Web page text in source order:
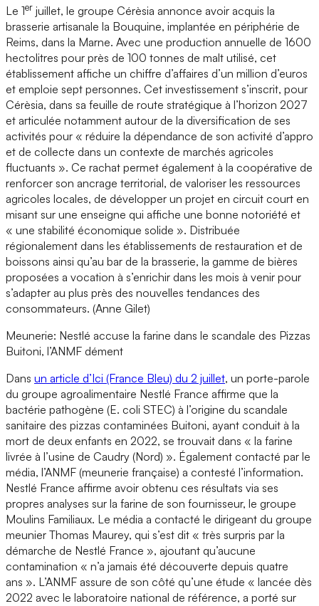
Le 1er juillet, le groupe Cérèsia annonce avoir acquis la
brasserie artisanale la Bouquine, implantée en périphérie de
Reims, dans la Marne. Avec une production annuelle de 1600
hectolitres pour près de 100 tonnes de malt utilisé, cet
établissement affiche un chiffre d’affaires d’un million d’euros
et emploie sept personnes. Cet investissement s’inscrit, pour
Cérèsia, dans sa feuille de route stratégique à l’horizon 2027
et articulée notamment autour de la diversification de ses
activités pour « réduire la dépendance de son activité d’appro
et de collecte dans un contexte de marchés agricoles
fluctuants ». Ce rachat permet également à la coopérative de
renforcer son ancrage territorial, de valoriser les ressources
agricoles locales, de développer un projet en circuit court en
misant sur une enseigne qui affiche une bonne notoriété et
« une stabilité économique solide ». Distribuée
régionalement dans les établissements de restauration et de
boissons ainsi qu’au bar de la brasserie, la gamme de bières
proposées a vocation à s’enrichir dans les mois à venir pour
s’adapter au plus près des nouvelles tendances des
consommateurs. (Anne Gilet)
Meunerie: Nestlé accuse la farine dans le scandale des Pizzas
Buitoni, l’ANMF dément
Dans un article d’Ici (France Bleu) du 2 juillet, un porte-parole
du groupe agroalimentaire Nestlé France affirme que la
bactérie pathogène (E. coli STEC) à l’origine du scandale
sanitaire des pizzas contaminées Buitoni, ayant conduit à la
mort de deux enfants en 2022, se trouvait dans « la farine
livrée à l’usine de Caudry (Nord) ». Également contacté par le
média, l’ANMF (meunerie française) a contesté l’information.
Nestlé France affirme avoir obtenu ces résultats via ses
propres analyses sur la farine de son fournisseur, le groupe
Moulins Familiaux. Le média a contacté le dirigeant du groupe
meunier Thomas Maurey, qui s’est dit « très surpris par la
démarche de Nestlé France », ajoutant qu’aucune
contamination « n’a jamais été découverte depuis quatre
ans ». L’ANMF assure de son côté qu’une étude « lancée dès
2022 avec le laboratoire national de référence, a porté sur